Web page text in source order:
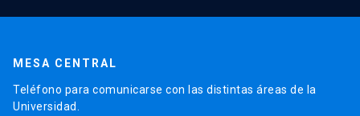
MESA CENTRAL
Teléfono para comunicarse con las distintas áreas de la
Universidad.